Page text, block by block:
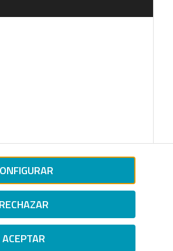
RECHAZAR
ACEPTAR